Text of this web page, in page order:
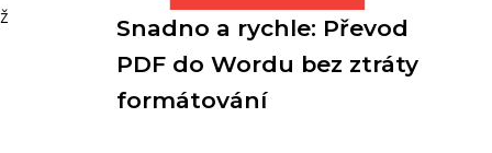
Snadno a rychle: Převod
PDF do Wordu bez ztráty
formátování